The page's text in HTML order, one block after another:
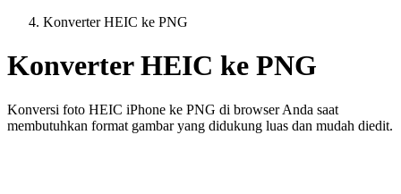
Konverter HEIC ke PNG
Konverter HEIC ke PNG
Konversi foto HEIC iPhone ke PNG di browser Anda saat
membutuhkan format gambar yang didukung luas dan mudah diedit.